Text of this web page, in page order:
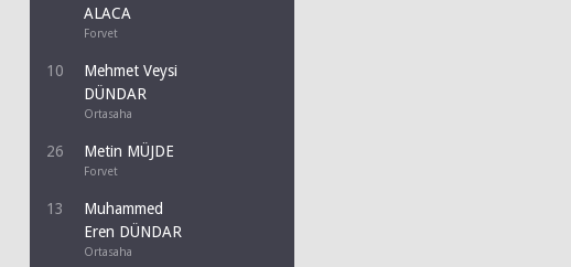
ALACA
Forvet
10
Mehmet Veysi
DÜNDAR
Ortasaha
26 Metin MÜJDE
Forvet
13
Muhammed
Eren DÜNDAR
Ortasaha